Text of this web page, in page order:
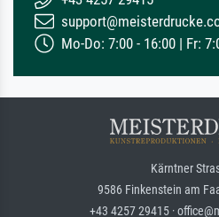
Mo-Do: 7:00 - 16:00 | Fr:
Kärntner
9586 Finkenstein am
+43 4257 29415 ·